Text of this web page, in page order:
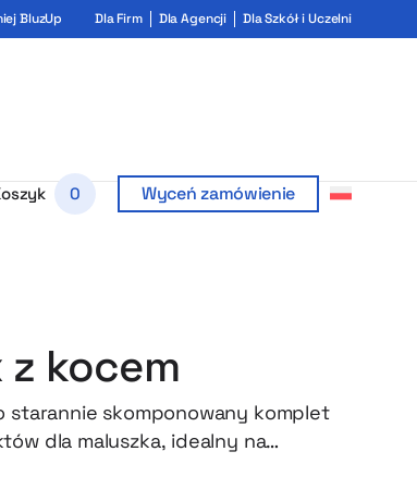
BluzUp Dla Firm Dla Agencji Dla Szkół i Uczelni
0 Wyceń zamówienie
kocem
starannie skomponowany komplet
dla maluszka, idealny na